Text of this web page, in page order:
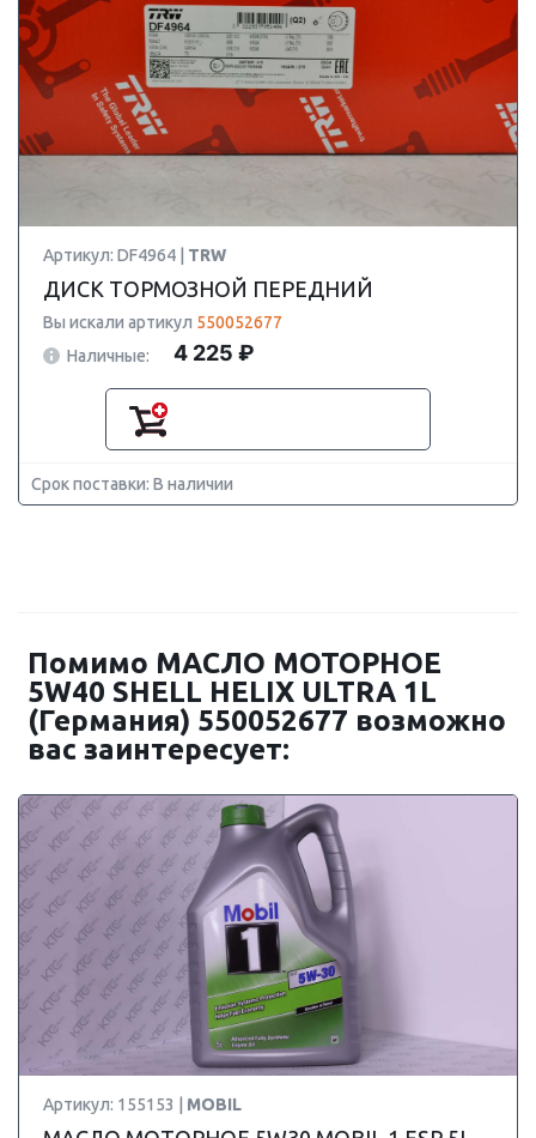
Артикул: DF4964 | TRW
ДИСК ТОРМОЗНОЙ ПЕРЕДНИЙ
Вы искали артикул 550052677
Наличные:
4 225 ₽
Срок поставки: В наличии
Помимо МАСЛО МОТОРНОЕ
5W40 SHELL HELIX ULTRA 1L
(Германия) 550052677 возможно
вас заинтересует:
Артикул: 155153 | MOBIL